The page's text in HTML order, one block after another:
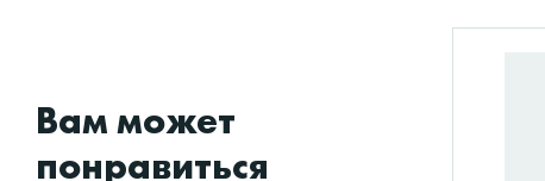
Вам может
понравиться